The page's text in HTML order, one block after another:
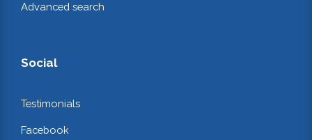
Advanced search
Social
Testimonials
Facebook